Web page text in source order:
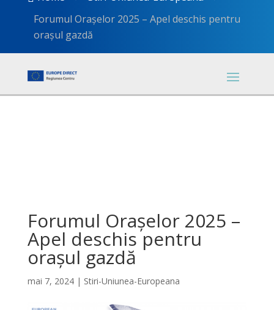
Forumul Orașelor 2025 – Apel deschis pentru
orașul gazdă
Forumul Orașelor 2025 –
Apel deschis pentru
orașul gazdă
mai 7, 2024| Stiri-Uniunea-Europeana